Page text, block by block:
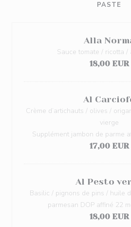
PASTE
Alla
Sauce tomate / ricotta /
18,00 EUR
Al
Crème d’artichauts / olives /
vierge
Supplément jambon de parme
17,00 EUR
Al Pesto
Basilic / pignons de pins / huile
parmesan DOP affiné 22
18,00 EUR